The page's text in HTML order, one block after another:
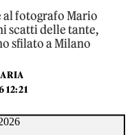
al fotografo Mario
scatti delle tante,
sfilato a Milano
12:21